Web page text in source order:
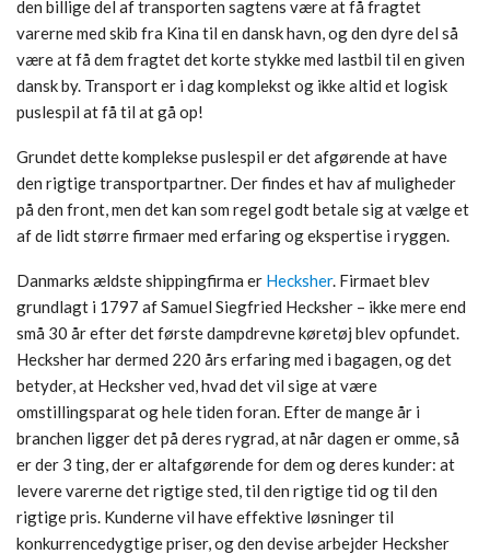
den billige del af transporten sagtens være at få fragtet
varerne med skib fra Kina til en dansk havn, og den dyre del så
være at få dem fragtet det korte stykke med lastbil til en given
dansk by. Transport er i dag komplekst og ikke altid et logisk
puslespil at få til at gå op!
Grundet dette komplekse puslespil er det afgørende at have
den rigtige transportpartner. Der findes et hav af muligheder
på den front, men det kan som regel godt betale sig at vælge et
af de lidt større firmaer med erfaring og ekspertise i ryggen.
Danmarks ældste shippingfirma er Hecksher. Firmaet blev
grundlagt i 1797 af Samuel Siegfried Hecksher – ikke mere end
små 30 år efter det første dampdrevne køretøj blev opfundet.
Hecksher har dermed 220 års erfaring med i bagagen, og det
betyder, at Hecksher ved, hvad det vil sige at være
omstillingsparat og hele tiden foran. Efter de mange år i
branchen ligger det på deres rygrad, at når dagen er omme, så
er der 3 ting, der er altafgørende for dem og deres kunder: at
levere varerne det rigtige sted, til den rigtige tid og til den
rigtige pris. Kunderne vil have effektive løsninger til
konkurrencedygtige priser, og den devise arbejder Hecksher